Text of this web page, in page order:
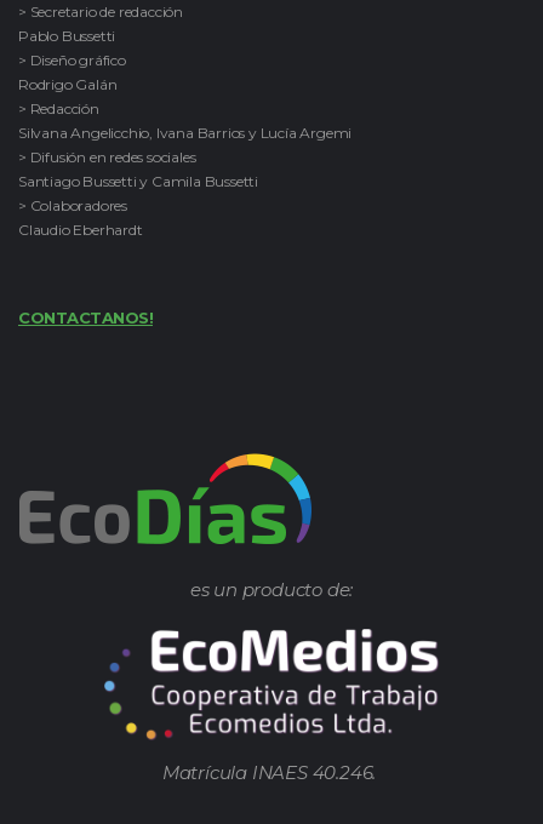
> Secretario de redacción
Pablo Bussetti
> Diseño gráfico
Rodrigo Galán
> Redacción
Silvana Angelicchio, Ivana Barrios y Lucía Argemi
> Difusión en redes sociales
Santiago Bussetti y Camila Bussetti
> Colaboradores
Claudio Eberhardt
CONTACTANOS!
es un producto de:
Matrícula INAES 40.246.